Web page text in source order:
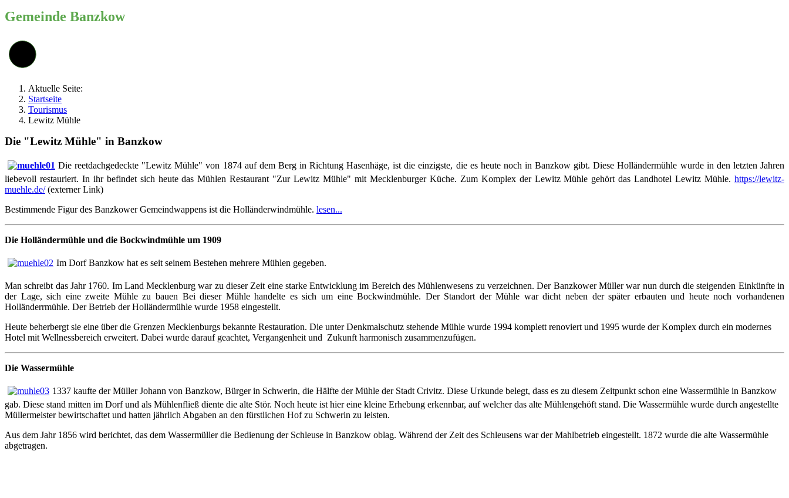
Gemeinde Banzkow
Aktuelle Seite:
Startseite
Tourismus
Lewitz Mühle
Die "Lewitz Mühle" in Banzkow
Die reetdachgedeckte "Lewitz Mühle" von 1874 auf dem Berg in Richtung Hasenhäge, ist die einzigste, die es heute noch in Banzkow gibt. Diese Holländermühle wurde in den letzten Jahren
liebevoll restauriert. In ihr befindet sich heute das Mühlen Restaurant "Zur Lewitz Mühle" mit Mecklenburger Küche. Zum Komplex der Lewitz Mühle gehört das Landhotel Lewitz Mühle. https://lewitz-
muehle.de/(externer Link)
Bestimmende Figur des Banzkower Gemeindwappens ist die Holländerwindmühle. lesen...
Die Holländermühle und die Bockwindmühle um 1909
Im Dorf Banzkow hat es seit seinem Bestehen mehrere Mühlen gegeben.
Man schreibt das Jahr 1760. Im Land Mecklenburg war zu dieser Zeit eine starke Entwicklung im Bereich des Mühlenwesens zu verzeichnen. Der Banzkower Müller war nun durch die steigenden Einkünfte in
der Lage, sich eine zweite Mühle zu bauen Bei dieser Mühle handelte es sich um eine Bockwindmühle. Der Standort der Mühle war dicht neben der später erbauten und heute noch vorhandenen
Holländerrmühle. Der Betrieb der Holländermühle wurde 1958 eingestellt.
Heute beherbergt sie eine über die Grenzen Mecklenburgs bekannte Restauration. Die unter Denkmalschutz stehende Mühle wurde 1994 komplett renoviert und 1995 wurde der Komplex durch ein modernes
Hotel mit Wellnessbereich erweitert. Dabei wurde darauf geachtet, Vergangenheit und Zukunft harmonisch zusammenzufügen.
Die Wassermühle
1337 kaufte der Müller Johann von Banzkow, Bürger in Schwerin, die Hälfte der Mühle der Stadt Crivitz. Diese Urkunde belegt, dass es zu diesem Zeitpunkt schon eine Wassermühle in Banzkow
gab. Diese stand mitten im Dorf und als Mühlenfließ diente die alte Stör. Noch heute ist hier eine kleine Erhebung erkennbar, auf welcher das alte Mühlengehöft stand. Die Wassermühle wurde durch angestellte
Müllermeister bewirtschaftet und hatten jährlich Abgaben an den fürstlichen Hof zu Schwerin zu leisten.
Aus dem Jahr 1856 wird berichtet, das dem Wassermüller die Bedienung der Schleuse in Banzkow oblag. Während der Zeit des Schleusens war der Mahlbetrieb eingestellt. 1872 wurde die alte Wassermühle
abgetragen.